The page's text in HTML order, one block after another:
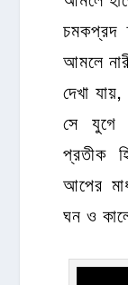
চমকপ্রদ
আমলে
দেখা
সে যুগে
প্রতীক
আপের
ঘন ও